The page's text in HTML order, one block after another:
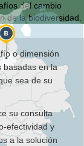
del cambio
de la biodiversidad.
o dimensión
basadas en la
sea de su
su consulta
efectividad y
a la solución